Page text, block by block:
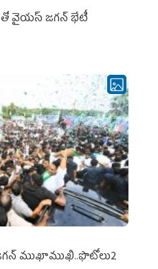
వైయస్ జగన్ భేటీ
ముఖాముఖి..ఫొటోలు2